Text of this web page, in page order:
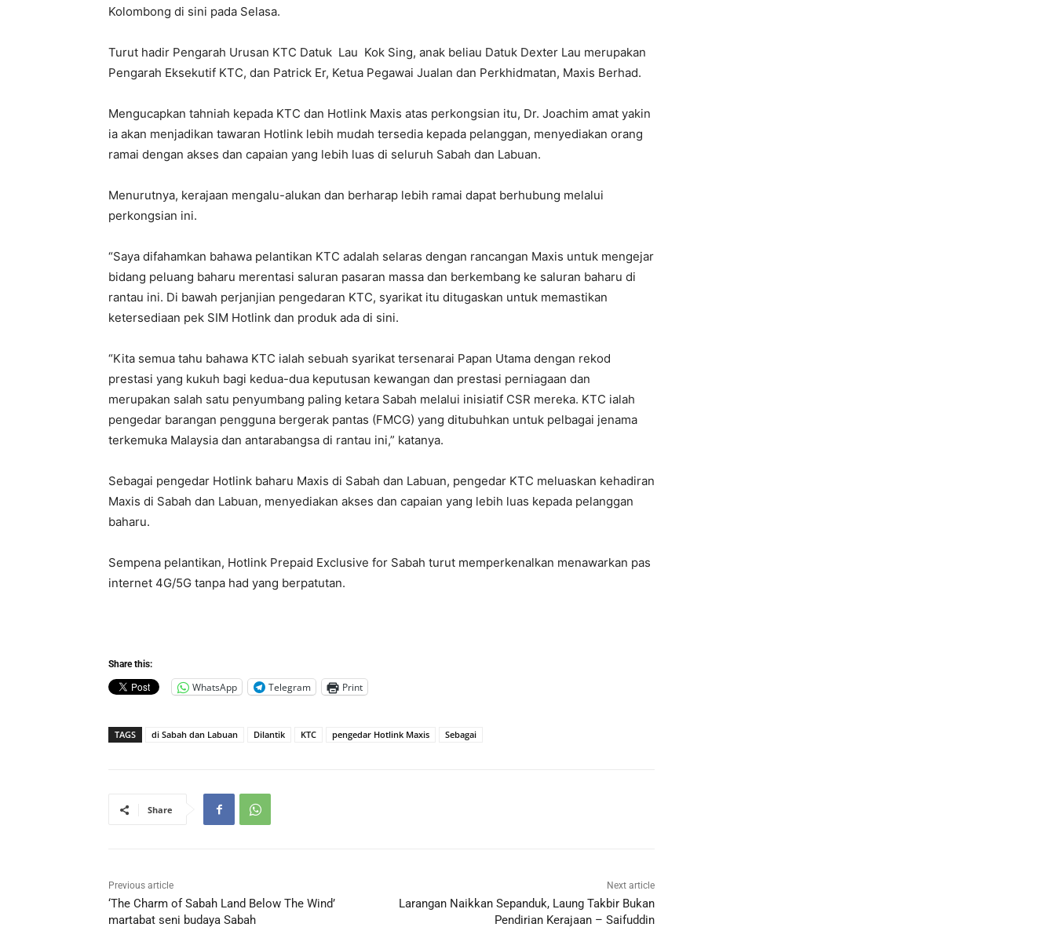
Kolombong di sini pada Selasa.
Turut hadir Pengarah Urusan KTC Datuk Lau Kok Sing, anak beliau Datuk Dexter Lau merupakan
Pengarah Eksekutif KTC, dan Patrick Er, Ketua Pegawai Jualan dan Perkhidmatan, Maxis Berhad.
Mengucapkan tahniah kepada KTC dan Hotlink Maxis atas perkongsian itu, Dr. Joachim amat yakin
ia akan menjadikan tawaran Hotlink lebih mudah tersedia kepada pelanggan, menyediakan orang
ramai dengan akses dan capaian yang lebih luas di seluruh Sabah dan Labuan.
Menurutnya, kerajaan mengalu-alukan dan berharap lebih ramai dapat berhubung melalui
perkongsian ini.
“Saya difahamkan bahawa pelantikan KTC adalah selaras dengan rancangan Maxis untuk mengejar
bidang peluang baharu merentasi saluran pasaran massa dan berkembang ke saluran baharu di
rantau ini. Di bawah perjanjian pengedaran KTC, syarikat itu ditugaskan untuk memastikan
ketersediaan pek SIM Hotlink dan produk ada di sini.
“Kita semua tahu bahawa KTC ialah sebuah syarikat tersenarai Papan Utama dengan rekod
prestasi yang kukuh bagi kedua-dua keputusan kewangan dan prestasi perniagaan dan
merupakan salah satu penyumbang paling ketara Sabah melalui inisiatif CSR mereka. KTC ialah
pengedar barangan pengguna bergerak pantas (FMCG) yang ditubuhkan untuk pelbagai jenama
terkemuka Malaysia dan antarabangsa di rantau ini,” katanya.
Sebagai pengedar Hotlink baharu Maxis di Sabah dan Labuan, pengedar KTC meluaskan kehadiran
Maxis di Sabah dan Labuan, menyediakan akses dan capaian yang lebih luas kepada pelanggan
baharu.
Sempena pelantikan, Hotlink Prepaid Exclusive for Sabah turut memperkenalkan menawarkan pas
internet 4G/5G tanpa had yang berpatutan.
Share this:
WhatsApp Telegram Print
TAGS di Sabah dan Labuan Dilantik KTC pengedar Hotlink Maxis Sebagai
Share
Previous article
‘The Charm of Sabah Land Below The Wind’
martabat seni budaya Sabah
Next article
Larangan Naikkan Sepanduk, Laung Takbir Bukan
Pendirian Kerajaan – Saifuddin